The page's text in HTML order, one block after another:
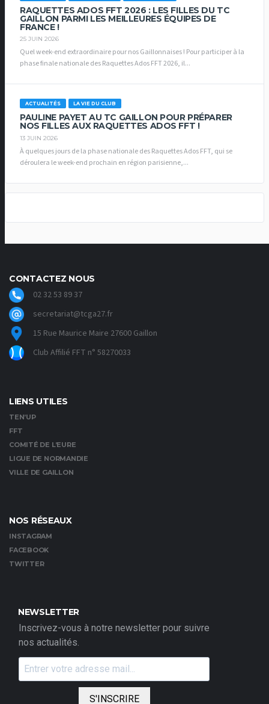
RAQUETTES ADOS FFT 2026 : LES FILLES DU TC
GAILLON PARMI LES MEILLEURES ÉQUIPES DE
FRANCE !
25 JUIN 2026
Quel week-end extraordinaire pour nos Gaillonnaises ! Pour participer à la
phase finale nationale des Raquettes Ados FFT 2026, il...
ACTUALITÉS LA VIE DU CLUB
PAULINE PAYET AU TC GAILLON POUR PRÉPARER
NOS FILLES AUX RAQUETTES ADOS FFT !
13 JUIN 2026
À quelques jours de la phase nationale des Raquettes Ados FFT, qui se
déroulera le week-end prochain en région parisienne,...
CONTACTEZ NOUS
02 32 53 89 37
secretariat@tcga27.fr
15 Rue Maurice Maire 27600 Gaillon
Club Affilié FFT n° 58270033
LIENS UTILES
TEN’UP
FFT
COMITÉ DE L’EURE
LIGUE DE NORMANDIE
VILLE DE GAILLON
NOS RÉSEAUX
INSTAGRAM
FACEBOOK
TWITTER
NEWSLETTER
Inscrivez-vous à notre newsletter pour suivre
nos actualités.
S'INSCRIRE